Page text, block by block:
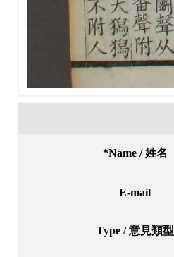
*Name / 姓名
E-mail
Type / 意見類型